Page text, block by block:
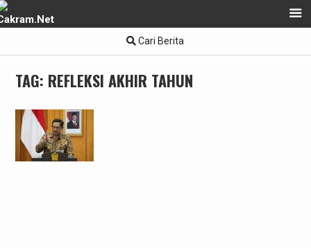
to
Cari Berita
TAG: REFLEKSI AKHIR TAHUN